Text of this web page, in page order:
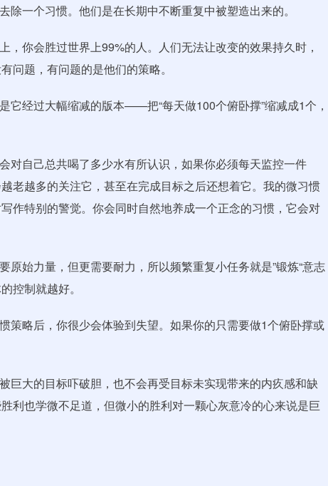
一个习惯。他们是在长期中不断重复中被塑造出来的。
，你会胜过世界上99%的人。人们无法让改变的效果持久时，
问题，有问题的是他们的策略。
它经过大幅缩减的版本——把“每天做100个俯卧撑”缩减成1个，
对自己总共喝了多少水有所认识，如果你必须每天监控一件
老越多的关注它，甚至在完成目标之后还想着它。我的微习惯
作特别的警觉。你会同时自然地养成一个正念的习惯，它会对
原始力量，但更需要耐力，所以频繁重复小任务就是”锻炼“意志
控制就越好。
策略后，你很少会体验到失望。如果你的只需要做1个俯卧撑或
巨大的目标吓破胆，也不会再受目标未实现带来的内疚感和缺
利也学微不足道，但微小的胜利对一颗心灰意冷的心来说是巨